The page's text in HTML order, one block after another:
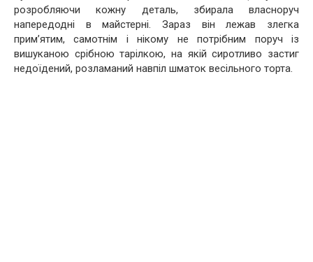
розробляючи кожну деталь, збирала власноруч
напередодні в майстерні. Зараз він лежав злегка
прим’ятим, самотнім і нікому не потрібним поруч із
вишуканою срібною тарілкою, на якій сиротливо застиг
недоїдений, розламаний навпіл шматок весільного торта.